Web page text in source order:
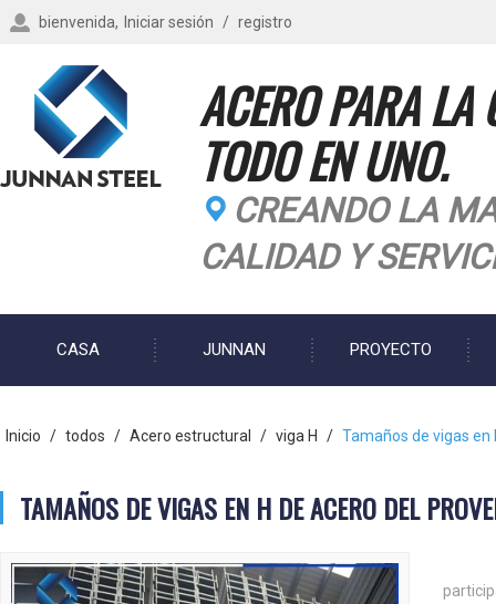
bienvenida, Iniciar sesión / registro
ACERO PARA LA
TODO EN UNO.
CREANDO LA
CALIDAD Y
CASA JUNNAN PROYECTO
Inicio / todos / Acero estructural / viga H / Tamaños de vigas en
TAMAÑOS DE VIGAS EN H DE ACERO DEL